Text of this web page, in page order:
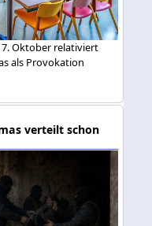
7. Oktober relativiert
als Provokation
verteilt schon